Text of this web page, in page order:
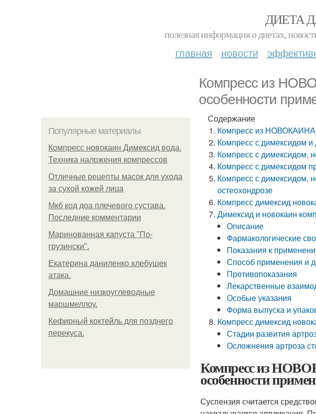
ДИЕТА
полезная информация о диетах,
главная новости
Компресс из
особенности
Популярные материалы
Компресс новокаин Димексид вода.
Техника наложения компрессов
Отличные рецепты масок для ухода
за сухой кожей лица
Мкб код доа плечевого сустава.
Последние комментарии
Маринованная капуста "По-
грузински".
Екатерина даниленко хлебушек
атака.
Домашние низкоуглеводные
маршмеллоу.
Кефирный коктейль для позднего
перекуса.
Содержание
Компресс из НОВОКАИНА
Компресс с димексидом и
Компресс с димексидом,
Компресс с димексидом
Компресс с димексидом,
остеохондрозе
Компресс димексид
Димексид и новокаин
Описание
Фармакологические
Показания к
Способ применения и
Противопоказания
Лекарственные
Особые указания
Форма выпуска и
Компресс димексид
Стадии развития
Осложнения артроза
Компресс из
особенности
Суспензия считается